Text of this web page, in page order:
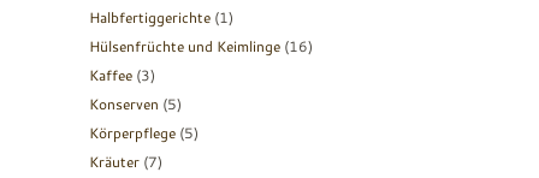
Halbfertiggerichte (1)
Hülsenfrüchte und Keimlinge (16)
Kaffee (3)
Konserven (5)
Körperpflege (5)
Kräuter (7)